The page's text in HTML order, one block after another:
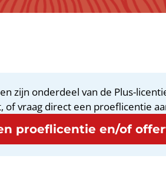
zijn onderdeel van de Plus-
of vraag direct een proeflicentie
proeflicentie en/of